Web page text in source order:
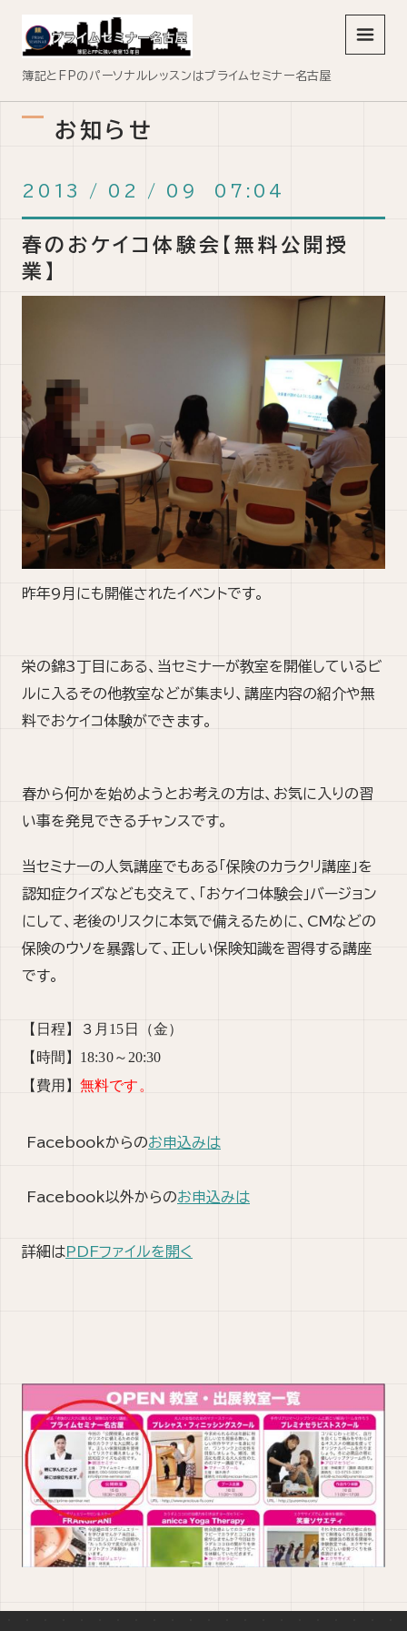
簿記とFPのパーソナルレッスンはプライムセミナー名古屋
メニュ
お知らせ
2013 / 02 / 09 07:04
春のおケイコ体験会【無料公開授
業】
昨年9月にも開催されたイベントです。
栄の錦3丁目にある、当セミナーが教室を開催しているビ
ルに入るその他教室などが集まり、講座内容の紹介や無
料でおケイコ体験ができます。
春から何かを始めようとお考えの方は、お気に入りの習
い事を発見できるチャンスです。
当セミナーの人気講座でもある「保険のカラクリ講座」を
認知症クイズなども交えて、「おケイコ体験会」バージョン
にして、老後のリスクに本気で備えるために、CMなどの
保険のウソを暴露して、正しい保険知識を習得する講座
です。
【日程】３月 15 日（金）
【時間】 18:30～20:30
【費用】無料です。
Facebookからのお申込みは
Facebook以外からのお申込みは
詳細はPDFファイルを開く